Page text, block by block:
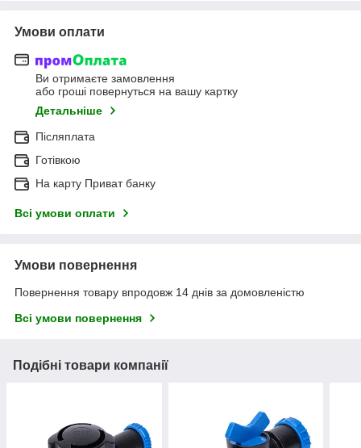
Умови оплати
Ви отримаєте замовлення
або гроші повернуться на вашу картку
Детальніше
Післяплата
Готівкою
На карту Приват банку
Всі умови оплати
Умови повернення
Повернення товару впродовж 14 днів за домовленістю
Всі умови повернення
Подібні товари компанії